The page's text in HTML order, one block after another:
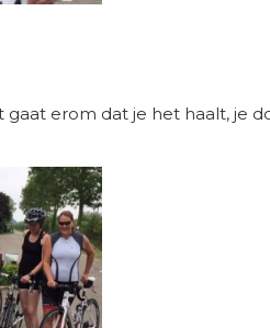
gaat erom dat je het haalt, je